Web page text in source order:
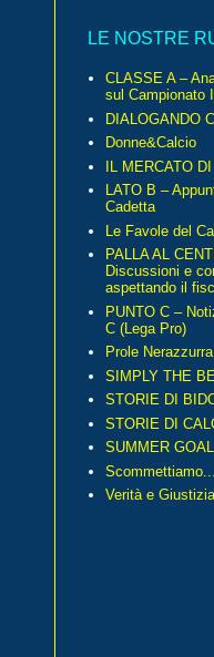
LE NOSTRE
CLASSE A –
sul Campionato
DIALOGANDO
Donne&Calcio
IL MERCATO
LATO B –
Cadetta
Le Favole del
PALLA AL
Discussioni e
aspettando il
PUNTO C –
C (Lega Pro)
Prole Nerazzurra
SIMPLY THE
STORIE DI
STORIE DI
SUMMER GOAL
Scommettiamo...
Verità e